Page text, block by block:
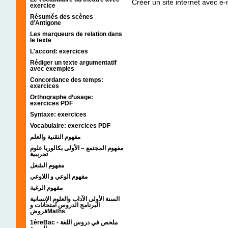
exercice
Résumés des scènes
d’Antigone
Les marqueurs de relation dans
le texte
L'accord: exercices
Rédiger un texte argumentatif
avec exemples
Concordance des temps:
exercices
Orthographe d’usage:
exercices PDF
Syntaxe: exercices
Vocabulaire: exercices PDF
مفهوم التقنية والعلم
مفهوم المجتمع – الأولى بكالوريا علوم
تجريبية
مفهوم الشغل
مفهوم الوعي و اللاوعي
مفهوم الرغبة
السنة الأولى الآداب والعلوم الإنسانية
البرنامج الدروس امتحانات و
فروضMaths
1éreBac - ملخص في دروس اللغة
Créer un site internet avec e-